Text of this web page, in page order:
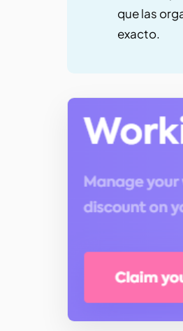
que las
exacto.